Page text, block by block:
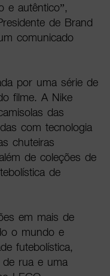
e autêntico”,
de Brand
comunicado
por uma série de
filme. A Nike
das
com tecnologia
chuteiras
de coleções de
de
em mais de
o mundo e
futebolística,
de rua e uma